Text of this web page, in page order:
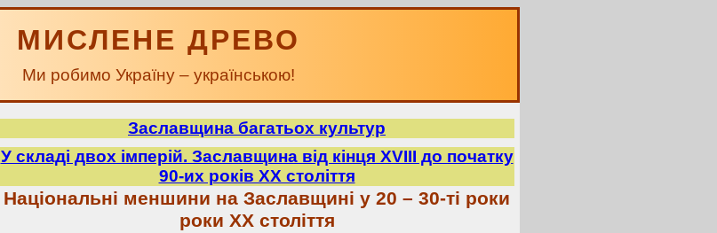
МИСЛЕНЕ ДРЕВО
Ми робимо Україну – українською!
Заславщина багатьох культур
У складі двох імперій. Заславщина від кінця XVIII до початку
90-их років ХХ століття
Національні меншини на Заславщині у 20 – 30-ті роки
роки ХХ століття